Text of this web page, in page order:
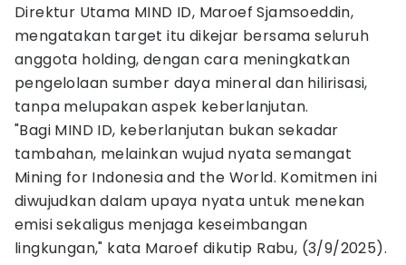
Direktur Utama MIND ID, Maroef Sjamsoeddin,
mengatakan target itu dikejar bersama seluruh
anggota holding, dengan cara meningkatkan
pengelolaan sumber daya mineral dan hilirisasi,
tanpa melupakan aspek keberlanjutan.
"Bagi MIND ID, keberlanjutan bukan sekadar
tambahan, melainkan wujud nyata semangat
Mining for Indonesia and the World. Komitmen ini
diwujudkan dalam upaya nyata untuk menekan
emisi sekaligus menjaga keseimbangan
lingkungan," kata Maroef dikutip Rabu, (3/9/2025).